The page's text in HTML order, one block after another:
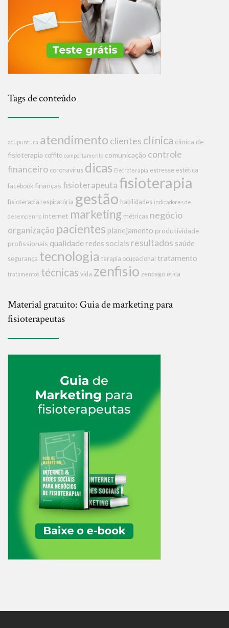
Tags de conteúdo
acupuntura atendimento clientes clínica clínica de
fisioterapia coffito comportamento comunicação controle
financeiro coronavírus dicas Eletroterapia estresse estética
facebook finanças fisioterapeuta fisioterapia
fisioterapia respiratória gestão habilidades indicadores de
desempenho internet marketing métricas negócio
organização pacientes planejamento produtividade
profissionais qualidade redes sociais resultados saúde
segurança tecnologia terapia ocupacional tratamento
tratamentos técnicas vida zenfisio zenpago ética
Material gratuito: Guia de marketing para
fisioterapeutas